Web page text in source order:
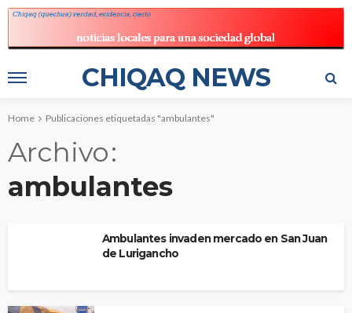
CHIQAQ NEWS
Home Publicaciones etiquetadas "ambulantes"
Archivo
ambulantes
Ambulantes invaden mercado en San Juan
de Lurigancho